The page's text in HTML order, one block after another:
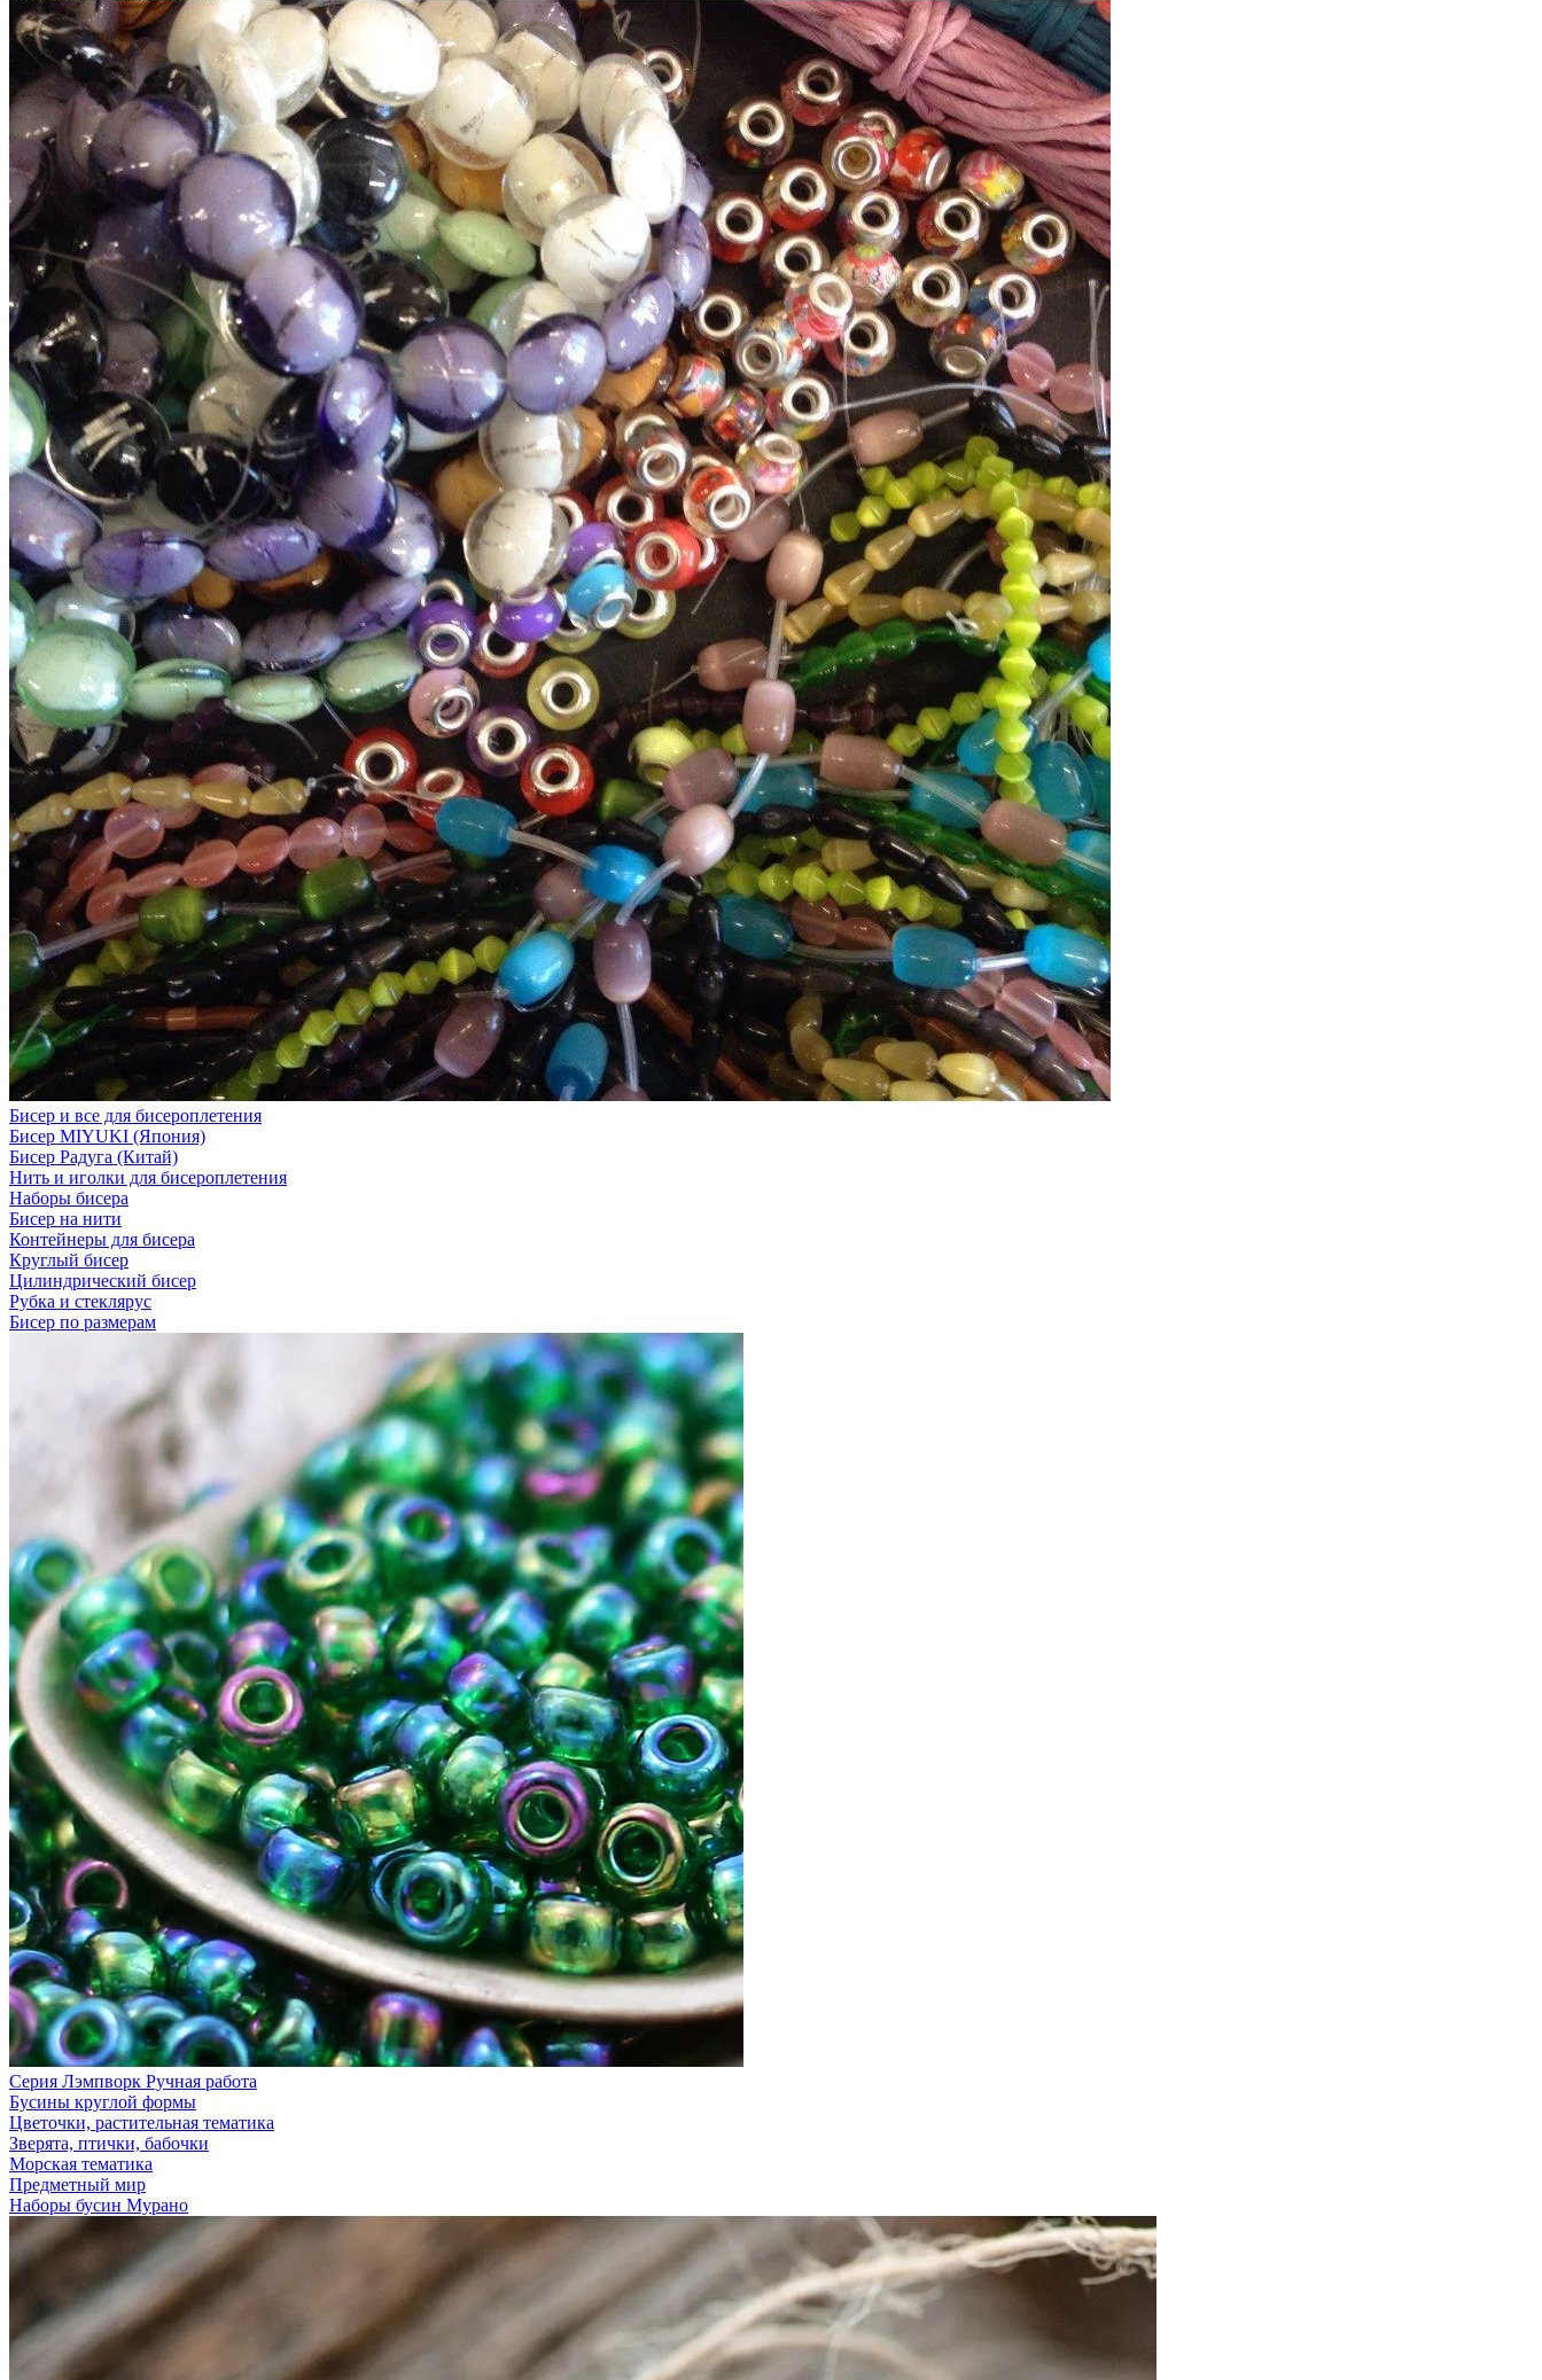
Бисер и все для бисероплетения
Бисер MIYUKI (Япония)
Бисер Радуга (Китай)
Нить и иголки для бисероплетения
Наборы бисера
Бисер на нити
Контейнеры для бисера
Круглый бисер
Цилиндрический бисер
Рубка и стеклярус
Бисер по размерам
Серия Лэмпворк Ручная работа
Бусины круглой формы
Цветочки, растительная тематика
Зверята, птички, бабочки
Морская тематика
Предметный мир
Наборы бусин Мурано